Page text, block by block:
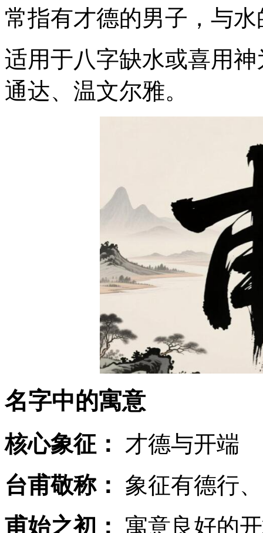
常指有才德的男子，与
适用于八字缺水或喜用
通达、温文尔雅。
名字中的寓意
核心象征：
才德与开端
台甫敬称：
象征有德行
甫始之初：
寓意良好的